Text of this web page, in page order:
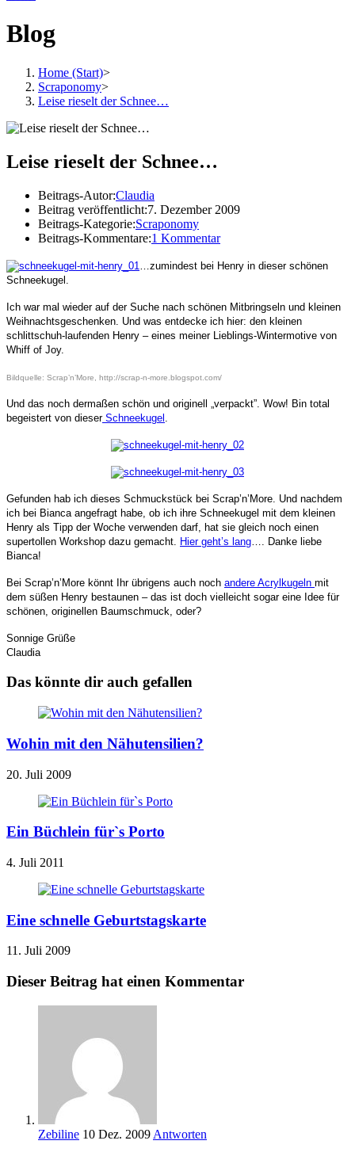
Blog
Home (Start)>
Scraponomy>
Leise rieselt der Schnee…
Leise rieselt der Schnee…
Beitrags-Autor:Claudia
Beitrag veröffentlicht:7. Dezember 2009
Beitrags-Kategorie:Scraponomy
Beitrags-Kommentare:1 Kommentar
…zumindest bei Henry in dieser schönen
Schneekugel.
Ich war mal wieder auf der Suche nach schönen Mitbringseln und kleinen
Weihnachtsgeschenken. Und was entdecke ich hier: den kleinen
schlittschuh-laufenden Henry – eines meiner Lieblings-Wintermotive von
Whiff of Joy.
Bildquelle: Scrap’n’More, http://scrap-n-more.blogspot.com/
Und das noch dermaßen schön und originell „verpackt”. Wow! Bin total
begeistert von dieserSchneekugel
Gefunden hab ich dieses Schmuckstück bei Scrap’n’More. Und nachdem
ich bei Bianca angefragt habe, ob ich ihre Schneekugel mit dem kleinen
Henry als Tipp der Woche verwenden darf, hat sie gleich noch einen
supertollen Workshop dazu gemacht. Hier geht’s lang …. Danke liebe
Bianca!
Bei Scrap’n’More könnt Ihr übrigens auch noch andere Acrylkugeln mit
dem süßen Henry bestaunen – das ist doch vielleicht sogar eine Idee für
schönen, originellen Baumschmuck, oder?
Sonnige Grüße
Claudia
Das könnte dir auch gefallen
Wohin mit den Nähutensilien?
20. Juli 2009
Ein Büchlein für`s Porto
4. Juli 2011
Eine schnelle Geburtstagskarte
11. Juli 2009
Dieser Beitrag hat einen Kommentar
Zebiline 10 Dez. 2009 Antworten